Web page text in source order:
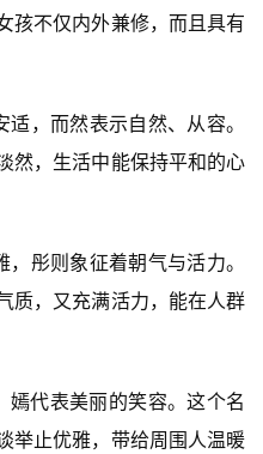
孩不仅内外兼修，而且具有
，而然表示自然、从容。
然，生活中能保持平和的心
彤则象征着朝气与活力。
质，又充满活力，能在人群
代表美丽的笑容。这个名
举止优雅，带给周围人温暖